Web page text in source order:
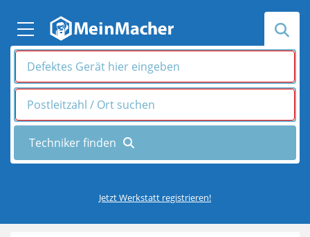
Jetzt Werkstatt registrieren!